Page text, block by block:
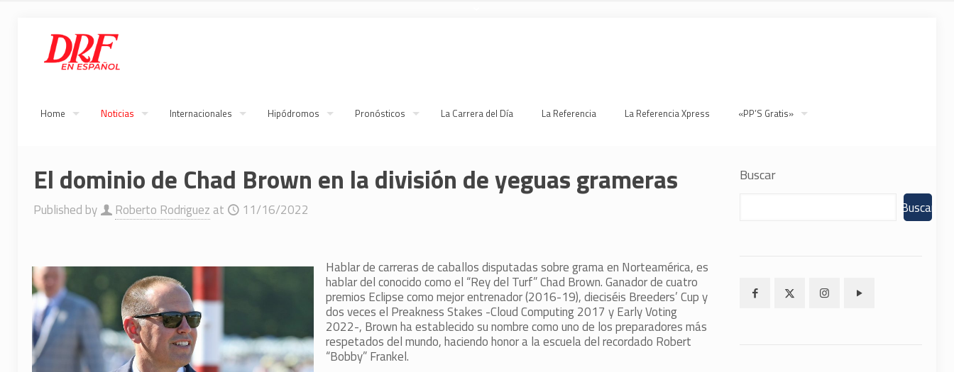
Home Noticias Internacionales Hipódromos Pronósticos La Carrera del Día La Referencia La Referencia Xpress «PP’S Gratis»
El dominio de Chad Brown en la división de yeguas grameras
Published by Roberto Rodriguez at 11/16/2022
Hablar de carreras de caballos disputadas sobre grama en Norteamérica, es
hablar del conocido como el “Rey del Turf” Chad Brown. Ganador de cuatro
premios Eclipse como mejor entrenador (2016-19), dieciséis Breeders’ Cup y
dos veces el Preakness Stakes -Cloud Computing 2017 y Early Voting
2022-, Brown ha establecido su nombre como uno de los preparadores más
respetados del mundo, haciendo honor a la escuela del recordado Robert
“Bobby” Frankel.
Buscar
Buscar